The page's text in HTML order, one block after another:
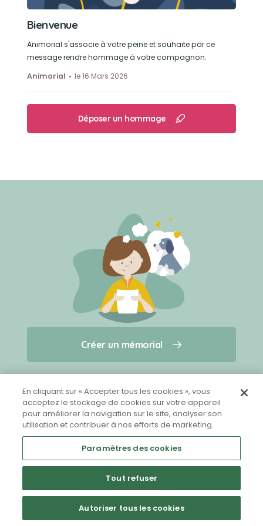
Créer un mémorial
Qui sommes-nous ?
Nous contacter
Partager sur Facebook
Bienvenue
Animorial s'associe à votre peine et souhaite par ce
message rendre hommage à votre compagnon.
Animorial
le 16 Mars 2026
Déposer un hommage
Créer un mémorial
En cliquant sur « Accepter tous les cookies », vous
acceptez le stockage de cookies sur votre appareil
pour améliorer la navigation sur le site, analyser son
utilisation et contribuer à nos efforts de marketing.
Paramètres des cookies
Tout refuser
Autoriser tous les cookies